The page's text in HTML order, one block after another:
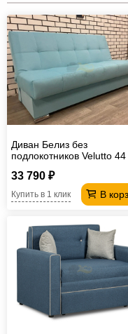
Диван Белиз без
подлокотников Velutto 44
33 790 ₽
В
Купить в 1 клик